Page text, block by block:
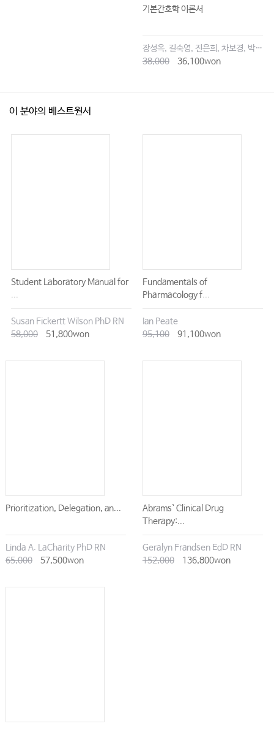
기본간호학 이론서
장성옥, 길숙영, 진은희, 차보경, 박창승, 김영희, 임세현, 김은재, 이해랑
38,000
36,100won
이 분야의 베스트원서
Student Laboratory Manual for
...
Susan Fickertt Wilson PhD RN
58,000
51,800won
Fundamentals of
Pharmacology f...
Ian Peate
95,100
91,100won
Prioritization, Delegation, an...
Linda A. LaCharity PhD RN
65,000
57,500won
Abrams` Clinical Drug
Therapy:...
Geralyn Frandsen EdD RN
152,000
136,800won